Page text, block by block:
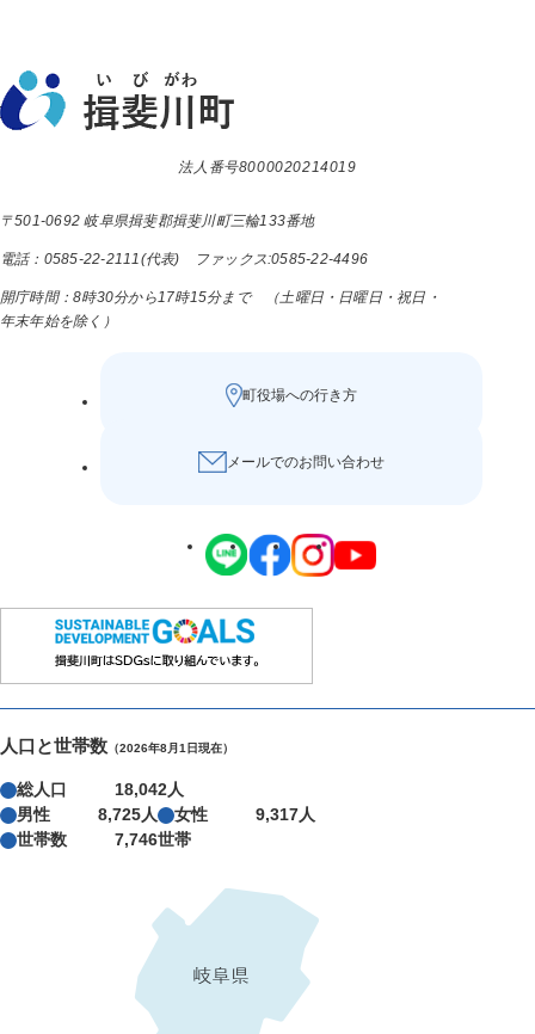
法人番号8000020214019
〒501-0692 岐阜県揖斐郡揖斐川町三輪133番地
電話：0585-22-2111(代表) ファックス:0585-22-4496
開庁時間：8時30分から17時15分まで （土曜日・日曜日・祝日・
年末年始を除く）
町役場への行き方
メールでのお問い合わせ
人口と世帯数 （2026年8月1日現在）
総人口
18,042人
男性
8,725人 女性
9,317人
世帯数
7,746世帯